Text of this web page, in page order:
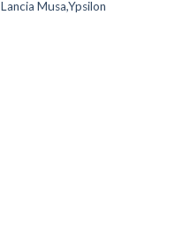
Lancia Musa,Ypsilon